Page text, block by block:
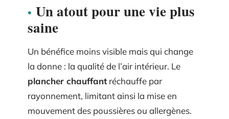
Un atout pour une vie plus
saine
Un bénéfice moins visible mais qui change
la donne : la qualité de l’air intérieur. Le
plancher chauffantréchauffe par
rayonnement, limitant ainsi la mise en
mouvement des poussières ou allergènes.